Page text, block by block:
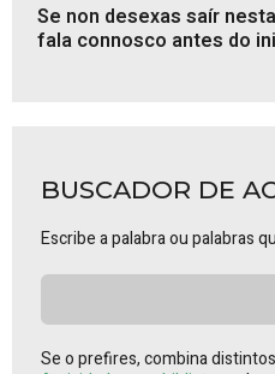
Se non desexas saír
fala connosco antes do
BUSCADOR DE
Escribe a palabra ou palabras
Se o prefires, combina